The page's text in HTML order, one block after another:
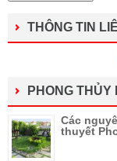
THÔNG TIN
PHONG THỦY
Các
thuyết